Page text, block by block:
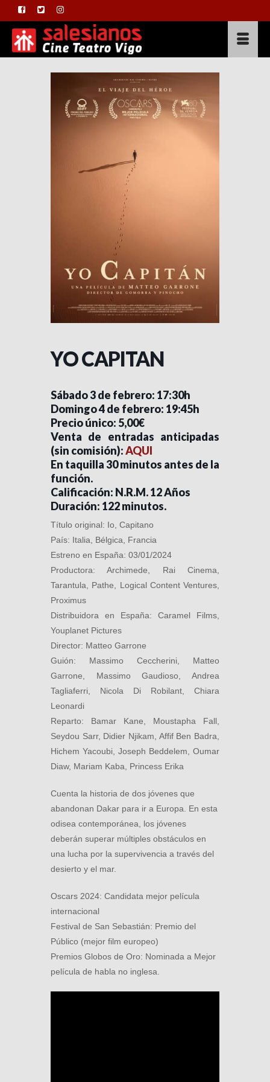
YO CAPITAN
Sábado 3 de febrero: 17:30h
Domingo 4 de febrero: 19:45h
Precio único: 5,00€
Venta de entradas anticipadas
(sin comisión):AQUI
En taquilla 30 minutos antes de la
función.
Calificación: N.R.M. 12 Años
Duración: 122 minutos.
Título original: Io, Capitano
País: Italia, Bélgica, Francia
Estreno en España: 03/01/2024
Productora: Archimede, Rai Cinema,
Tarantula, Pathe, Logical Content Ventures,
Proximus
Distribuidora en España: Caramel Films,
Youplanet Pictures
Director: Matteo Garrone
Guión: Massimo Ceccherini, Matteo
Garrone, Massimo Gaudioso, Andrea
Tagliaferri, Nicola Di Robilant, Chiara
Leonardi
Reparto: Bamar Kane, Moustapha Fall,
Seydou Sarr, Didier Njikam, Affif Ben Badra,
Hichem Yacoubi, Joseph Beddelem, Oumar
Diaw, Mariam Kaba, Princess Erika
Cuenta la historia de dos jóvenes que
abandonan Dakar para ir a Europa. En esta
odisea contemporánea, los jóvenes
deberán superar múltiples obstáculos en
una lucha por la supervivencia a través del
desierto y el mar.
Oscars 2024: Candidata mejor película
internacional
Festival de San Sebastián: Premio del
Público (mejor film europeo)
Premios Globos de Oro: Nominada a Mejor
película de habla no inglesa.